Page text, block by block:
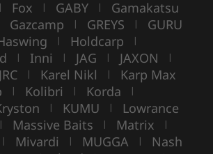
| Fox | GABY | Gamakatsu
Gazcamp | GREYS | GURU
| Holdcarp |
| Inni | JAG | JAXON |
JRC | Karel Nikl | Karp Max
| Kolibri | Korda |
| KUMU | Lowrance
| Massive Baits | Matrix |
| Mivardi | MUGGA | Nash